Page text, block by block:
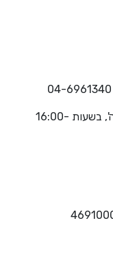
מענה טלפוני בנושא דוחות חניה - ימים א'-ה', בשעות 16:00-